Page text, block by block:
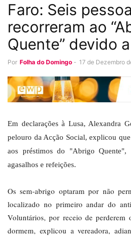
Faro: Seis
recorreram ao
Quente” devido
Por Folha do Domingo - 17 de Dezembro
Em declarações à Lusa, Alexandra
pelouro da Acção Social, explicou
aos préstimos do "Abrigo Quente",
agasalhos e refeições.
Os sem-abrigo optaram por não
localizado no primeiro andar do
Voluntários, por receio de perderem
dormem, explicou a vereadora,